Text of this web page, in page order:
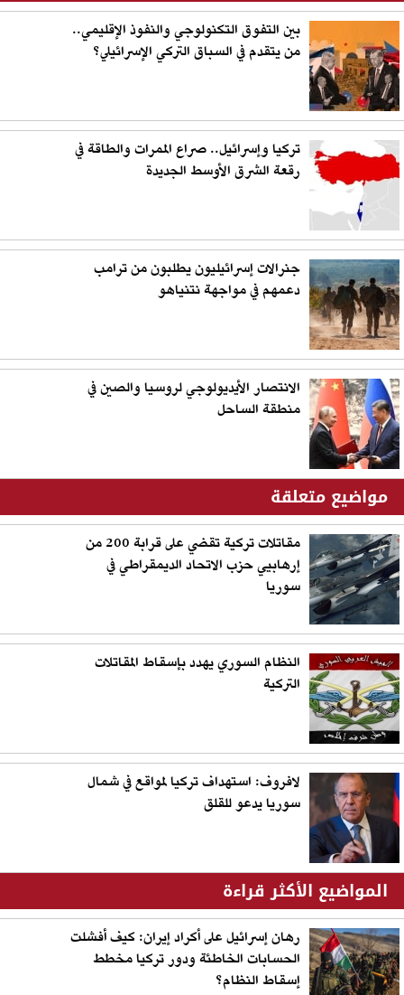
بين التفوق التكنولوجي والنفوذ الإقليمي..
من يتقدم في السباق التركي الإسرائيلي؟
تركيا وإسرائيل.. صراع الممرات والطاقة في
رقعة الشرق الأوسط الجديدة
جنرالات إسرائيليون يطلبون من ترامب
دعمهم في مواجهة نتنياهو
الانتصار الأيديولوجي لروسيا والصين في
منطقة الساحل
مواضيع متعلقة
مقاتلات تركية تقضي على قرابة 200 من
إرهابيي حزب الاتحاد الديمقراطي في
سوريا
النظام السوري يهدد بإسقاط المقاتلات
التركية
لافروف: استهداف تركيا لمواقع في شمال
سوريا يدعو للقلق
المواضيع الأكثر قراءة
رهان إسرائيل على أكراد إيران: كيف أفشلت
الحسابات الخاطئة ودور تركيا مخطط
إسقاط النظام؟